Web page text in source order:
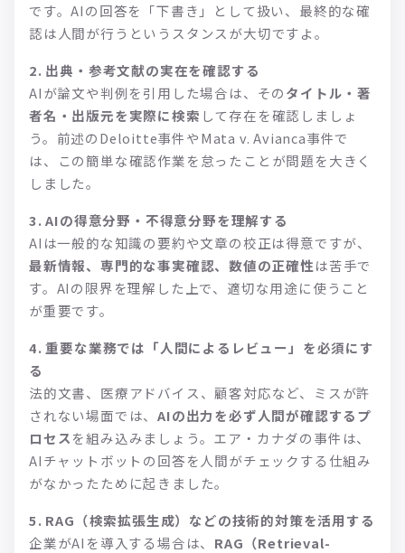
です。AIの回答を「下書き」として扱い、最終的な確
認は人間が行うというスタンスが大切ですよ。
2. 出典・参考文献の実在を確認する
AIが論文や判例を引用した場合は、そのタイトル・著
者名・出版元を実際に検索 して存在を確認しましょ
う。前述のDeloitte事件やMata v. Avianca事件で
は、この簡単な確認作業を怠ったことが問題を大きく
しました。
3. AIの得意分野・不得意分野を理解する
AIは一般的な知識の要約や文章の校正は得意ですが、
最新情報、専門的な事実確認、数値の正確性は苦手で
す。AIの限界を理解した上で、適切な用途に使うこと
が重要です。
4. 重要な業務では「人間によるレビュー」を必須にす
る
法的文書、医療アドバイス、顧客対応など、ミスが許
されない場面では、AIの出力を必ず人間が確認するプ
ロセスを組み込みましょう。エア・カナダの事件は、
AIチャットボットの回答を人間がチェックする仕組み
がなかったために起きました。
5. RAG（検索拡張生成）などの技術的対策を活用する
企業がAIを導入する場合は、 RAG（Retrieval-